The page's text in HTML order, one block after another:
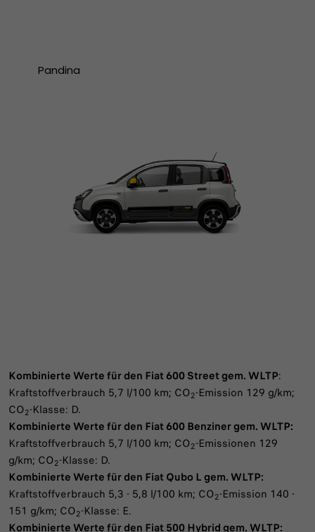
Pandina
Kombinierte Werte für den Fiat 600 Street gem. WLTP:​
Kraftstoffverbrauch 5,7 l/100 km; CO2-Emission 129 g/km;
CO2-Klasse: D.
Kombinierte Werte für den Fiat 600 Benziner gem. WLTP:​
Kraftstoffverbrauch 5,7​ l/100 km; CO2-Emissionen 129
g/km; CO2-Klasse: D.​
Kombinierte Werte für den Fiat Qubo L gem. WLTP:
Kraftstoffverbrauch 5,3 - 5,8 l/100 km; CO2-Emission 140 -
151 g/km; CO2-Klasse: E.
Kombinierte Werte für den Fiat 500 Hybrid gem. WLTP: